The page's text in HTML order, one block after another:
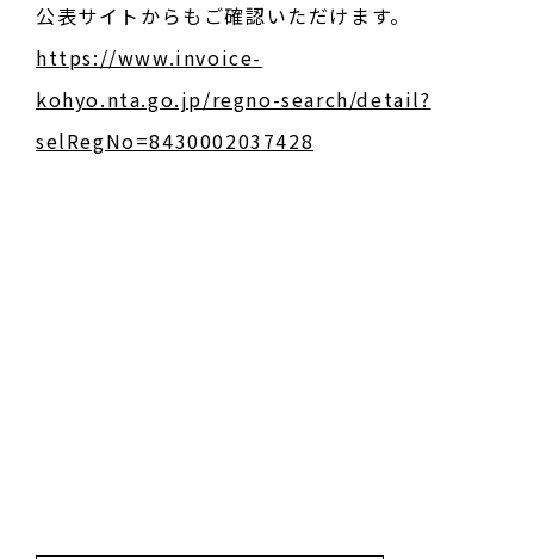
公表サイトからもご確認いただけます。
https://www.invoice-
kohyo.nta.go.jp/regno-search/detail?
selRegNo=8430002037428